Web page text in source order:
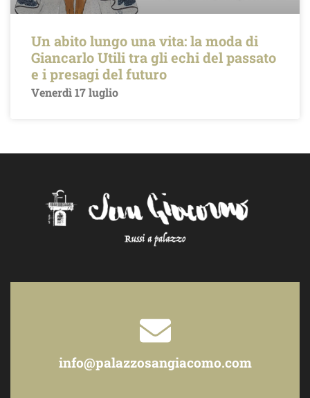
Un abito lungo una vita: la moda di
Giancarlo Utili tra gli echi del passato
e i presagi del futuro
Venerdì 17 luglio
info@palazzosangiacomo.com